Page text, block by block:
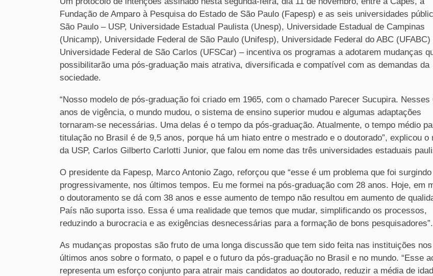
Fundação de Amparo à Pesquisa do Estado de São Paulo (Fapesp) e as seis universidades
São Paulo – USP, Universidade Estadual Paulista (Unesp), Universidade Estadual de Campinas
(Unicamp), Universidade Federal de São Paulo (Unifesp), Universidade Federal do ABC (UFABC)
Universidade Federal de São Carlos (UFSCar) – incentiva os programas a adotarem mudanças
possibilitarão uma pós-graduação mais atrativa, diversificada e compatível com as demandas da
sociedade.
“Nosso modelo de pós-graduação foi criado em 1965, com o chamado Parecer Sucupira. Nesses
anos de vigência, o mundo mudou, o sistema de ensino superior mudou e algumas adaptações
tornaram-se necessárias. Uma delas é o tempo da pós-graduação. Atualmente, o tempo médio
titulação no Brasil é de 9,5 anos, porque há um hiato entre o mestrado e o doutorado”, explicou o
da USP, Carlos Gilberto Carlotti Junior, que falou em nome das três universidades estaduais
O presidente da Fapesp, Marco Antonio Zago, reforçou que “esse é um problema que foi surgindo
progressivamente, nos últimos tempos. Eu me formei na pós-graduação com 28 anos. Hoje, em
o doutoramento se dá com 38 anos e esse aumento de tempo não resultou em aumento de
País não suporta isso. Essa é uma realidade que temos que mudar, simplificando os processos,
reduzindo a burocracia e as exigências desnecessárias para a formação de bons pesquisadores”.
As mudanças propostas são fruto de uma longa discussão que tem sido feita nas instituições nos
últimos anos sobre o formato, o papel e o futuro da pós-graduação no Brasil e no mundo. “Esse
representa um esforço conjunto para atrair mais candidatos ao doutorado, reduzir a média de